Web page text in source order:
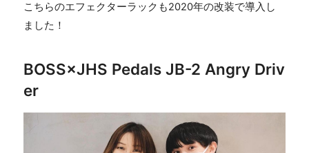
こちらのエフェクターラックも2020年の改装で導入し
ました！
BOSS×JHS Pedals JB-2 Angry Driv
er